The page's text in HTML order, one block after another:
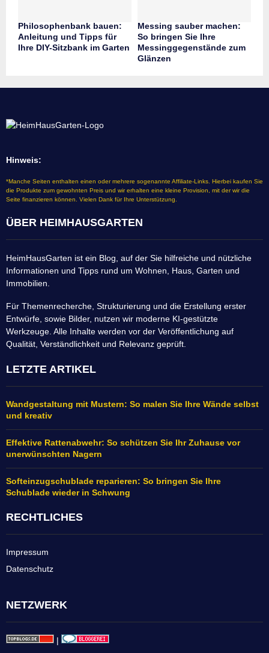
Philosophenbank bauen:
Anleitung und Tipps für
Ihre DIY-Sitzbank im Garten
Messing sauber machen:
So bringen Sie Ihre
Messinggegenstände zum
Glänzen
Hinweis:
*Manche Seiten enthalten einen oder mehrere sogenannte Affiliate-Links. Hierbei kaufen Sie
die Produkte zum gewohnten Preis und wir erhalten eine kleine Provision, mit der wir die
Seite finanzieren können. Vielen Dank für Ihre Unterstützung.
ÜBER HEIMHAUSGARTEN
HeimHausGarten ist ein Blog, auf der Sie hilfreiche und nützliche
Informationen und Tipps rund um Wohnen, Haus, Garten und
Immobilien.
Für Themenrecherche, Strukturierung und die Erstellung erster
Entwürfe, sowie Bilder, nutzen wir moderne KI-gestützte
Werkzeuge. Alle Inhalte werden vor der Veröffentlichung auf
Qualität, Verständlichkeit und Relevanz geprüft.
LETZTE ARTIKEL
Wandgestaltung mit Mustern: So malen Sie Ihre Wände selbst
und kreativ
Effektive Rattenabwehr: So schützen Sie Ihr Zuhause vor
unerwünschten Nagern
Softeinzugschublade reparieren: So bringen Sie Ihre
Schublade wieder in Schwung
RECHTLICHES
Impressum
Datenschutz
NETZWERK
|